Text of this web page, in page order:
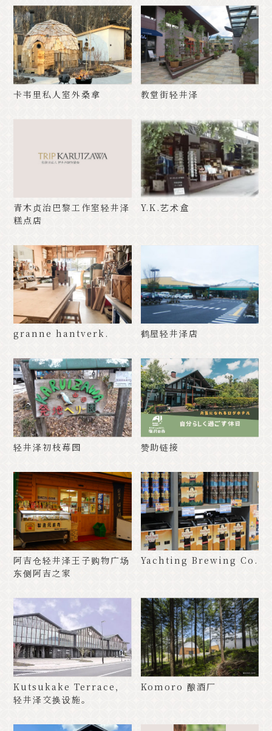
卡韦里私人室外桑拿 教堂街轻井泽
青木贞治巴黎工作室轻井泽
糕点店
Y.K.艺术盒
granne hantverk. 鹤屋轻井泽店
轻井泽初枝莓园 赞助链接
阿吉仓轻井泽王子购物广场
东侧阿吉之家
Yachting Brewing Co.
Kutsukake Terrace，
轻井泽交换设施。
Komoro 酿酒厂